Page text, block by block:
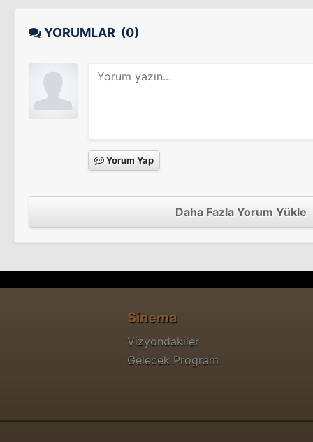
Sinema Filmi
Sinema Filmi
YORUMLAR (0)
Yorum Yap
Daha Fazla Yorum Yükle
Sinema
Vizyondakiler
Gelecek Program